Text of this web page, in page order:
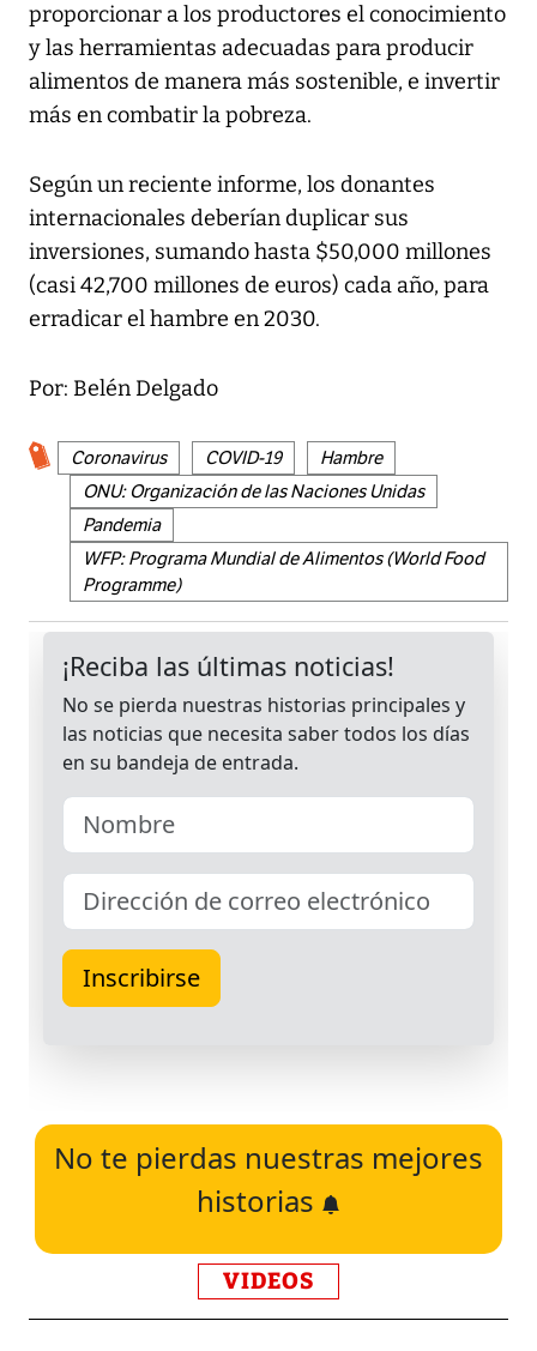
proporcionar a los productores el conocimiento
y las herramientas adecuadas para producir
alimentos de manera más sostenible, e invertir
más en combatir la pobreza.
Según un reciente informe, los donantes
internacionales deberían duplicar sus
inversiones, sumando hasta $50,000 millones
(casi 42,700 millones de euros) cada año, para
erradicar el hambre en 2030.
Por: Belén Delgado
Coronavirus COVID-19
Hambre
ONU: Organización de las Naciones Unidas
Pandemia
WFP: Programa Mundial de Alimentos (World Food
Programme)
No te pierdas nuestras mejores
historias
VIDEOS